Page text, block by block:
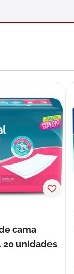
cama
unidades